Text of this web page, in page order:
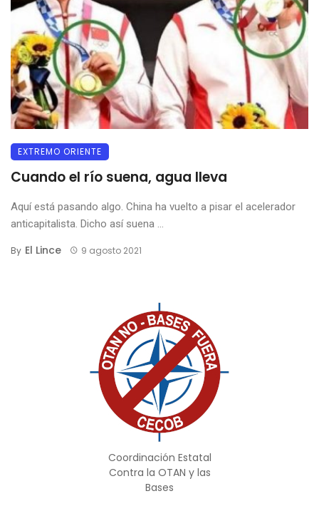
EXTREMO ORIENTE
Cuando el río suena, agua lleva
Aquí está pasando algo. China ha vuelto a pisar el acelerador
anticapitalista. Dicho así suena ...
By El Lince 9 agosto 2021
Coordinación Estatal
Contra la OTAN y las
Bases